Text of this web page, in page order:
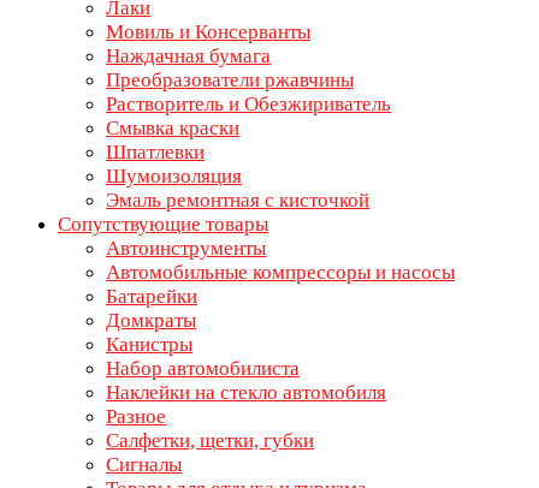
Лаки
Мовиль и Консерванты
Наждачная бумага
Преобразователи ржавчины
Растворитель и Обезжириватель
Смывка краски
Шпатлевки
Шумоизоляция
Эмаль ремонтная с кисточкой
Сопутствующие товары
Автоинструменты
Автомобильные компрессоры и насосы
Батарейки
Домкраты
Канистры
Набор автомобилиста
Наклейки на стекло автомобиля
Разное
Салфетки, щетки, губки
Сигналы